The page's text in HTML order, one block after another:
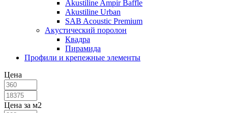
Akustiline Ampir Baffle
Akustiline Urban
SAB Acoustic Premium
Акустический поролон
Квадра
Пирамида
Профили и крепежные элементы
Цена
Цена за м2